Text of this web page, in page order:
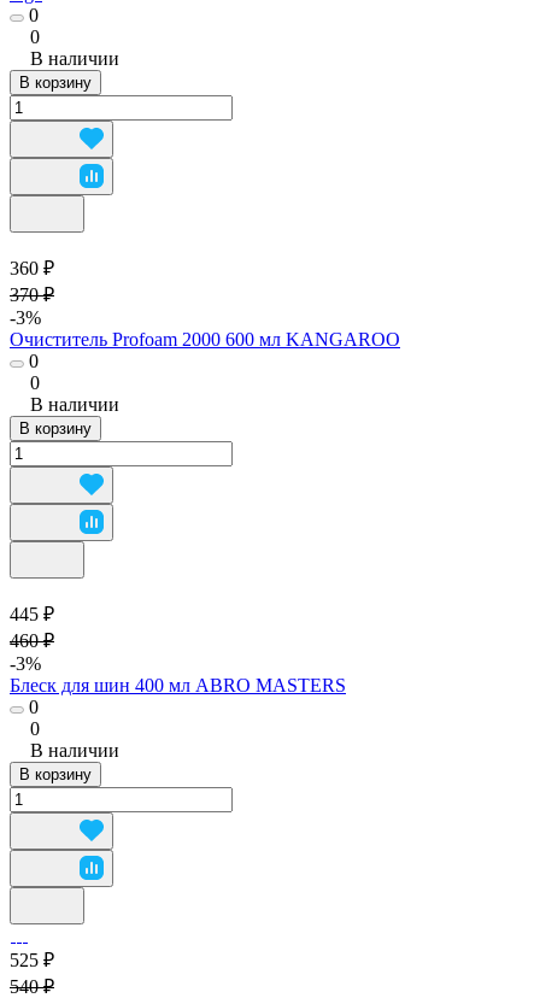
0
0
В наличии
В корзину
360 ₽
370 ₽
-3%
Очиститель Profoam 2000 600 мл KANGAROO
0
0
В наличии
В корзину
445 ₽
460 ₽
-3%
Блеск для шин 400 мл ABRO MASTERS
0
0
В наличии
В корзину
525 ₽
540 ₽